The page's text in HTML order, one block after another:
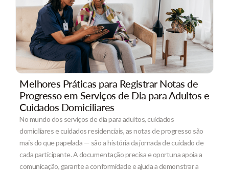
Melhores Práticas para Registrar Notas de
Progresso em Serviços de Dia para Adultos e
Cuidados Domiciliares
No mundo dos serviços de dia para adultos, cuidados
domiciliares e cuidados residenciais, as notas de progresso são
mais do que papelada — são a história da jornada de cuidado de
cada participante. A documentação precisa e oportuna apoia a
comunicação, garante a conformidade e ajuda a demonstrar a